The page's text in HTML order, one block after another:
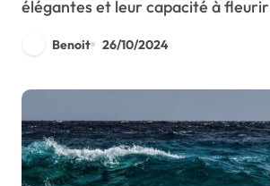
élégantes et leur capacité à
Benoit 26/10/2024